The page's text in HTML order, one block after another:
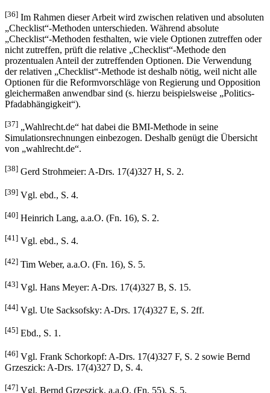
[36] Im Rahmen dieser Arbeit wird zwischen relativen und absoluten
„Checklist“-Methoden unterschieden. Während absolute
„Checklist“-Methoden festhalten, wie viele Optionen zutreffen oder
nicht zutreffen, prüft die relative „Checklist“-Methode den
prozentualen Anteil der zutreffenden Optionen. Die Verwendung
der relativen „Checklist“-Methode ist deshalb nötig, weil nicht alle
Optionen für die Reformvorschläge von Regierung und Opposition
gleichermaßen anwendbar sind (s. hierzu beispielsweise „Politics-
Pfadabhängigkeit“).
[37] „Wahlrecht.de“ hat dabei die BMI-Methode in seine
Simulationsrechnungen einbezogen. Deshalb genügt die Übersicht
von „wahlrecht.de“.
[38] Gerd Strohmeier: A-Drs. 17(4)327 H, S. 2.
[39] Vgl. ebd., S. 4.
[40] Heinrich Lang, a.a.O. (Fn. 16), S. 2.
[41] Vgl. ebd., S. 4.
[42] Tim Weber, a.a.O. (Fn. 16), S. 5.
[43] Vgl. Hans Meyer: A-Drs. 17(4)327 B, S. 15.
[44] Vgl. Ute Sacksofsky: A-Drs. 17(4)327 E, S. 2ff.
[45] Ebd., S. 1.
[46] Vgl. Frank Schorkopf: A-Drs. 17(4)327 F, S. 2 sowie Bernd
Grzeszick: A-Drs. 17(4)327 D, S. 4.
[47] Vgl. Bernd Grzeszick, a.a.O. (Fn. 55), S. 5.